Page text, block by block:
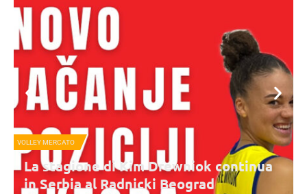
VOLLEY MERCATO
La stagione di Kim Drewniok continua
in Serbia al Radnicki Beograd